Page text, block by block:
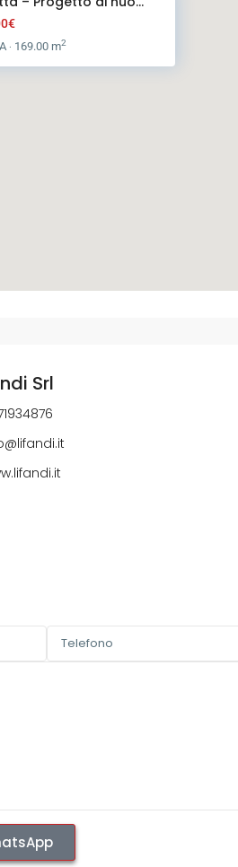
· 169.00 m2
Srl